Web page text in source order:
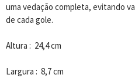
uma vedação completa, evitando
de cada gole.
Altura : 24,4 cm
Largura : 8,7 cm